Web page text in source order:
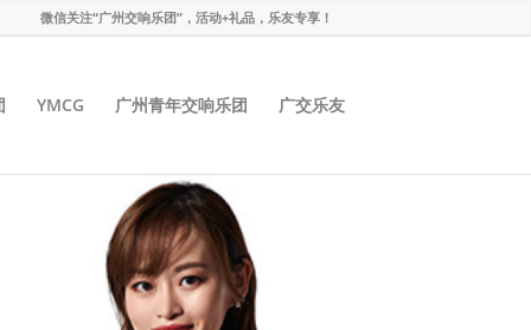
微信关注“广州交响乐团”，活动+礼品，乐友专享！
YMCG 广州青年交响乐团 广交乐友